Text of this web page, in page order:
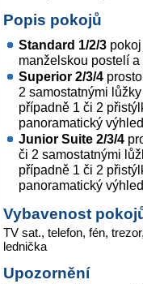
Popis pokojů
Standard 1/2/3
manželskou postelí
Superior 2/3/4
2 samostatnými
případně 1 či 2
panoramatický výhled
Junior Suite 2/3/4
či 2 samostatnými
případně 1 či 2
panoramatický
Vybavenost
TV sat., telefon, fén,
lednička
Upozornění